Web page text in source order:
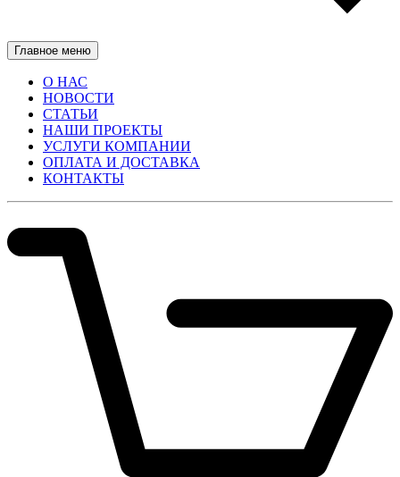
Главное меню
О НАС
НОВОСТИ
СТАТЬИ
НАШИ ПРОЕКТЫ
УСЛУГИ КОМПАНИИ
ОПЛАТА И ДОСТАВКА
КОНТАКТЫ